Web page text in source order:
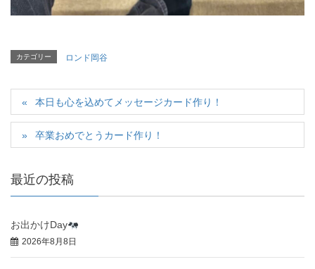
カテゴリー ロンド岡谷
本日も心を込めてメッセージカード作り！
卒業おめでとうカード作り！
最近の投稿
お出かけDay
2026年8月8日